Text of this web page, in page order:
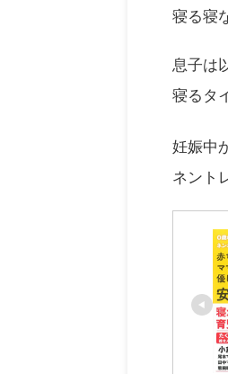
寝る寝
息子は
寝るタ
妊娠中
ネント